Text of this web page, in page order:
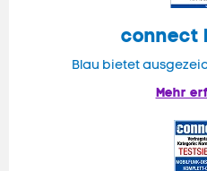
connect
Blau bietet
Mehr